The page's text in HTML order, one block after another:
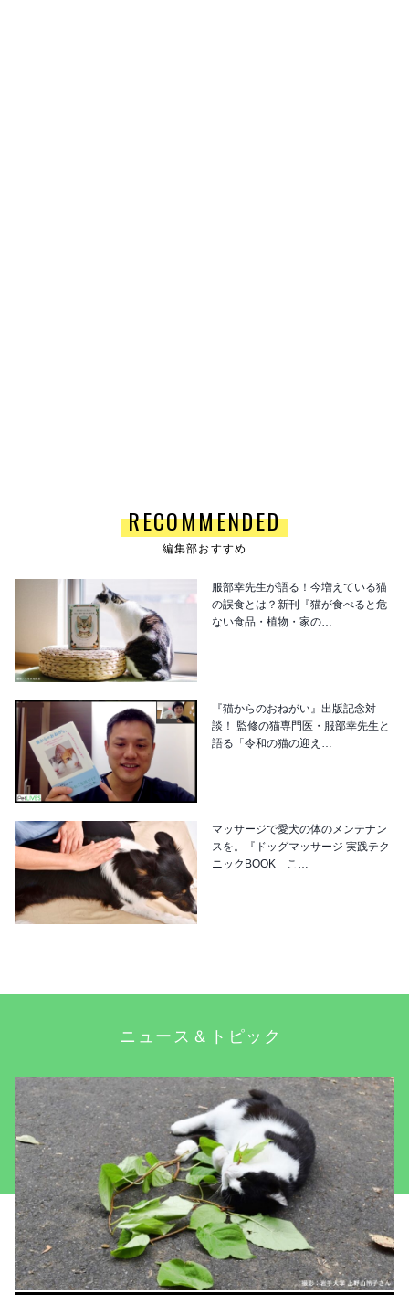
RECOMMENDED
編集部おすすめ
服部幸先生が語る！今増えている猫
の誤食とは？新刊『猫が食べると危
ない食品・植物・家の…
『猫からのおねがい』出版記念対
談！ 監修の猫専門医・服部幸先生と
語る「令和の猫の迎え…
マッサージで愛犬の体のメンテナン
スを。『ドッグマッサージ 実践テク
ニックBOOK こ…
ニュース＆トピック